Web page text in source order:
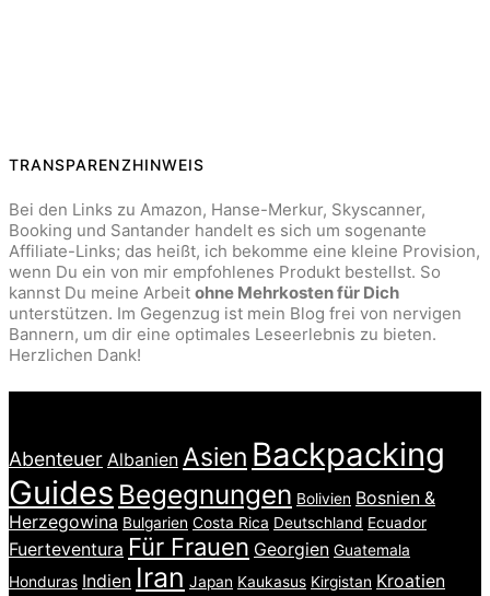
TRANSPARENZHINWEIS
Bei den Links zu Amazon, Hanse-Merkur, Skyscanner,
Booking und Santander handelt es sich um sogenante
Affiliate-Links; das heißt, ich bekomme eine kleine Provision,
wenn Du ein von mir empfohlenes Produkt bestellst. So
kannst Du meine Arbeit ohne Mehrkosten für Dich
unterstützen. Im Gegenzug ist mein Blog frei von nervigen
Bannern, um dir eine optimales Leseerlebnis zu bieten.
Herzlichen Dank!
Abenteuer Albanien Asien Backpacking
Guides Begegnungen Bolivien Bosnien &
Herzegowina Bulgarien Costa Rica Deutschland Ecuador
Fuerteventura Für Frauen Georgien Guatemala
Honduras Indien Iran Japan Kaukasus Kirgistan Kroatien